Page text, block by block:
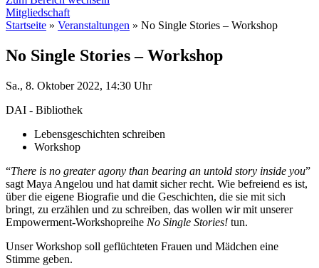
Mitgliedschaft
Startseite » Veranstaltungen » No Single Stories – Workshop
No Single Stories – Workshop
Sa., 8. Oktober 2022, 14:30 Uhr
DAI - Bibliothek
Lebensgeschichten schreiben
Workshop
“There is no greater agony than bearing an untold story inside you”
sagt Maya Angelou und hat damit sicher recht. Wie befreiend es ist,
über die eigene Biografie und die Geschichten, die sie mit sich
bringt, zu erzählen und zu schreiben, das wollen wir mit unserer
Empowerment-Workshopreihe No Single Stories! tun.
Unser Workshop soll geflüchteten Frauen und Mädchen eine
Stimme geben.